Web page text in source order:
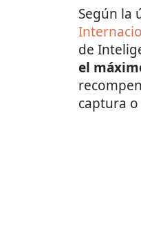
Según la
de
el
captura